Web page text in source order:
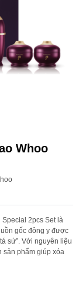
Whoo
2pcs Set là
gốc đông y được
sứ”. Với nguyên liệu
sản phẩm giúp xóa